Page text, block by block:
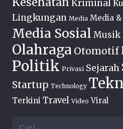
Kriminal
Lingkungan Media Media
Media Sosial Musik
Olahraga Otomotif
Politik Privasi Sejarah
Startup Technology
Terkini Travel Video Viral
Cari